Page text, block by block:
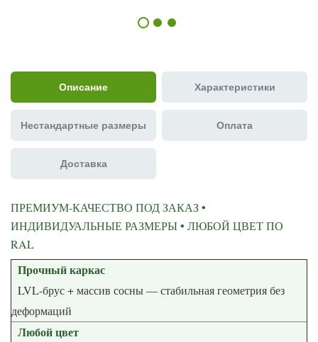
Описание Характеристики
Нестандартные размеры Оплата
Доставка
ПРЕМИУМ-КАЧЕСТВО ПОД ЗАКАЗ •
ИНДИВИДУАЛЬНЫЕ РАЗМЕРЫ • ЛЮБОЙ ЦВЕТ ПО
RAL
Прочный каркас
LVL-брус + массив сосны — стабильная геометрия без
деформаций
Любой цвет